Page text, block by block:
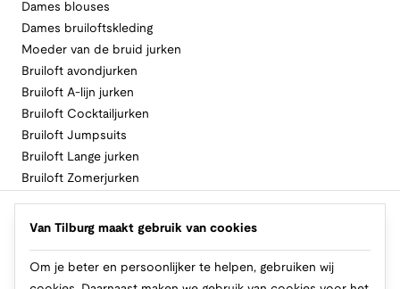
Dames blouses
Dames bruiloftskleding
Moeder van de bruid jurken
Bruiloft avondjurken
Bruiloft A-lijn jurken
Bruiloft Cocktailjurken
Bruiloft Jumpsuits
Bruiloft Lange jurken
Bruiloft Zomerjurken
Volg Van Tilburg
Van Tilburg maakt gebruik van cookies
Om je beter en persoonlijker te helpen, gebruiken wij